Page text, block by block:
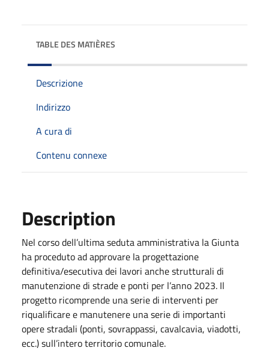
TABLE DES MATIÈRES
Descrizione
Indirizzo
A cura di
Contenu connexe
Description
Nel corso dell’ultima seduta amministrativa la Giunta
ha proceduto ad approvare la progettazione
definitiva/esecutiva dei lavori anche strutturali di
manutenzione di strade e ponti per l’anno 2023. Il
progetto ricomprende una serie di interventi per
riqualificare e manutenere una serie di importanti
opere stradali (ponti, sovrappassi, cavalcavia, viadotti,
ecc.) sull’intero territorio comunale.